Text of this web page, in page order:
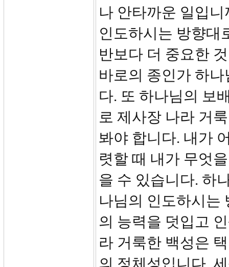
나 안타까운 일입
인도하시는 방향대
반보다 더 중요한
바로의 종인가 하
다. 또 하나님의 보
로 제사장 나라 거
봐야 합니다. 내가
렷할 때 내가 무엇
을 수 있습니다. 하
나님의 인도하시는
의 능력을 덧입고
라 거룩한 백성은
의 정체성입니다.